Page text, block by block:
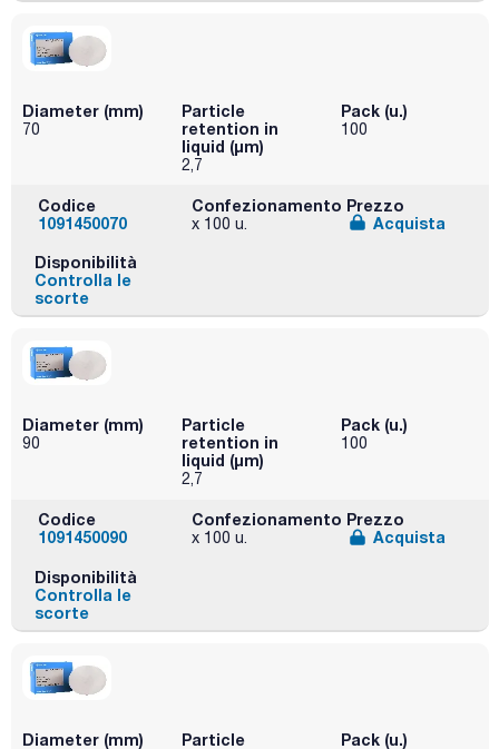
Diameter (mm)
70
Particle
retention in
liquid (μm)
2,7
Pack (u.)
100
Codice
1091450070
Confezionamento
x 100 u.
Prezzo
Acquista
Disponibilità
Controlla le
scorte
Diameter (mm)
90
Particle
retention in
liquid (μm)
2,7
Pack (u.)
100
Codice
1091450090
Confezionamento
x 100 u.
Prezzo
Acquista
Disponibilità
Controlla le
scorte
Diameter (mm)
Particle
Pack (u.)